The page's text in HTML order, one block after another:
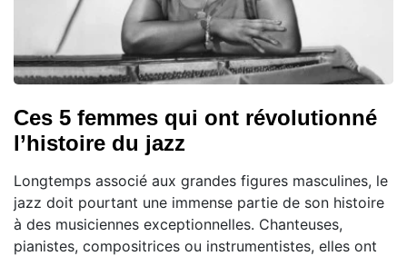
Ces 5 femmes qui ont révolutionné
l’histoire du jazz
Longtemps associé aux grandes figures masculines, le
jazz doit pourtant une immense partie de son histoire
à des musiciennes exceptionnelles. Chanteuses,
pianistes, compositrices ou instrumentistes, elles ont